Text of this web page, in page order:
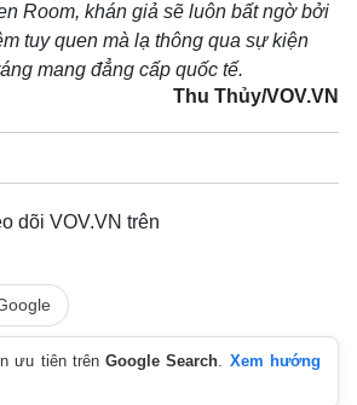
Room, khán giả sẽ luôn bất ngờ bởi
tuy quen mà lạ thông qua sự kiện
mang đẳng cấp quốc tế.
Thu Thủy/VOV.VN
dõi VOV.VN trên
ưu tiên trênGoogle Search. Xem hướng